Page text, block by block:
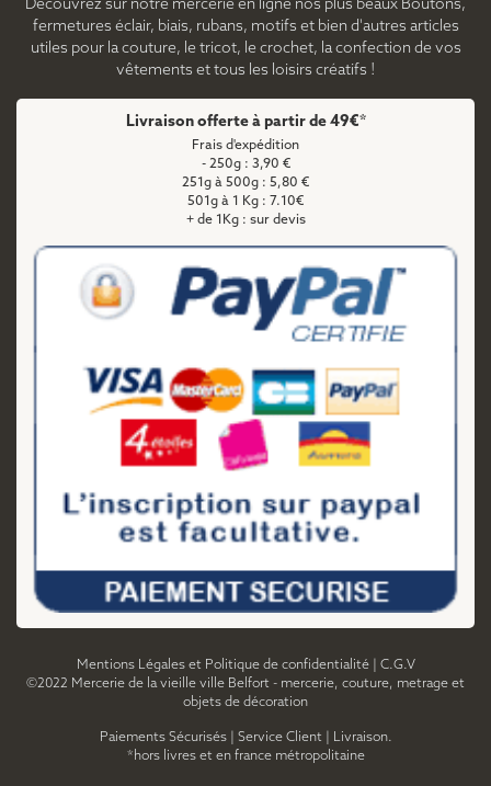
Découvrez sur notre mercerie en ligne nos plus beaux Boutons,
fermetures éclair, biais, rubans, motifs et bien d'autres articles
utiles pour la couture, le tricot, le crochet, la confection de vos
vêtements et tous les loisirs créatifs !
Livraison offerte à partir de 49€*
Frais d'expédition
- 250g : 3,90 €
251g à 500g : 5,80 €
501g à 1 Kg : 7.10€
+ de 1Kg : sur devis
Mentions Légales et Politique de confidentialité| C.G.V
©2022 Mercerie de la vieille ville Belfort - mercerie, couture, metrage et
objets de décoration
Paiements Sécurisés| Service Client | Livraison.
*hors livres et en france métropolitaine